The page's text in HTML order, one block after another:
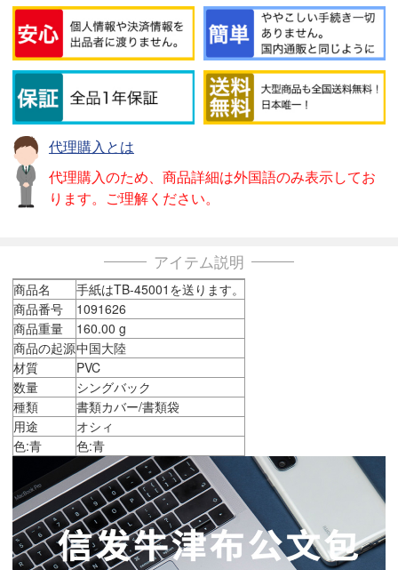
代理購入とは
代理購入のため、商品詳細は外国語のみ表示してお
ります。ご理解ください。
アイテム説明
商品名
手紙はTB-45001を送ります。
商品番号
1091626
商品重量
160.00 g
商品の起源中国大陸
材質
PVC
数量
シングバック
種類
書類カバー/書類袋
用途
オシィ
色:青
色:青